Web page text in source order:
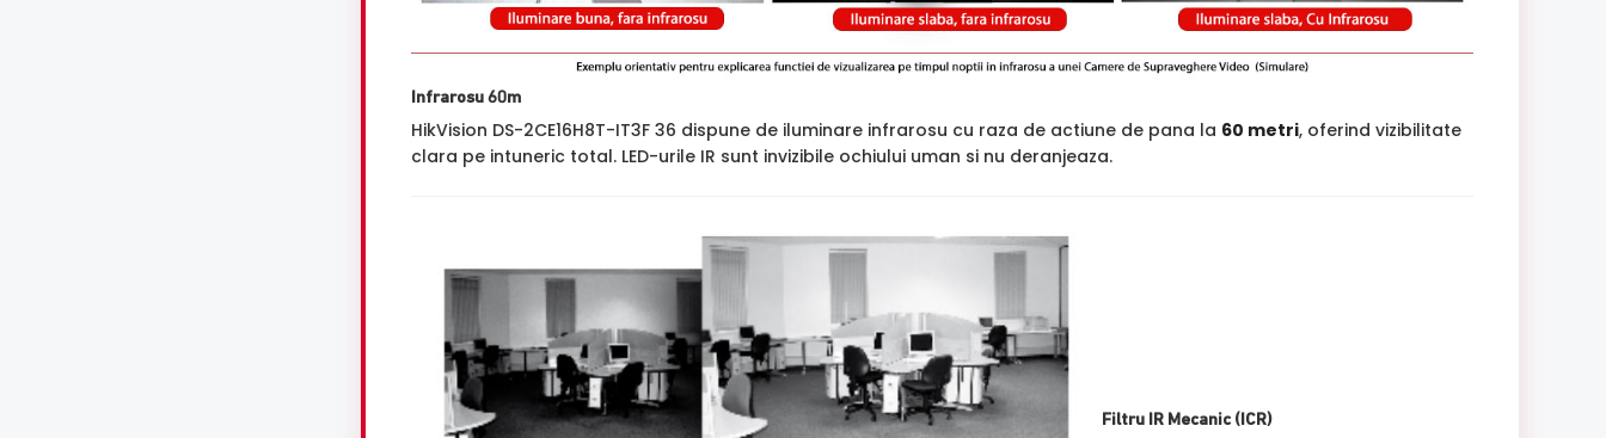
Infrarosu 60m
HikVision DS-2CE16H8T-IT3F 36 dispune de iluminare infrarosu cu raza de actiune de pana la 60 metri, oferind vizibilitate
clara pe intuneric total. LED-urile IR sunt invizibile ochiului uman si nu deranjeaza.
Filtru IR Mecanic (ICR)